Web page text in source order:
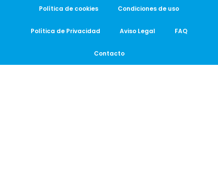
Política de cookies Condiciones de uso
Política de Privacidad Aviso Legal FAQ
Contacto